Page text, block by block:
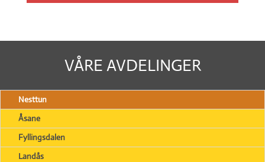
VÅRE AVDELINGER
Nesttun
Åsane
Fyllingsdalen
Landås